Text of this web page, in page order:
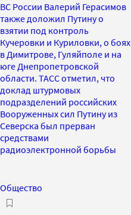
ВС России Валерий Герасимов
также доложил Путину о
взятии под контроль
Кучеровки и Куриловки, о боях
в Димитрове, Гуляйполе и на
юге Днепропетровской
области. ТАСС отметил, что
доклад штурмовых
подразделений российских
Вооруженных сил Путину из
Северска был прерван
средствами
радиоэлектронной борьбы
Общество